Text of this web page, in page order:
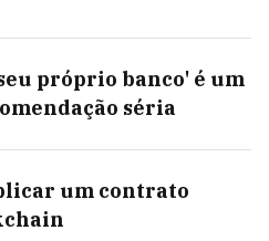
próprio banco' é um
séria
um contrato